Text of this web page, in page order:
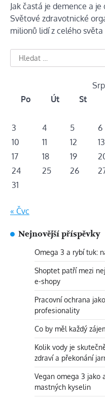
Jak častá je demence a
Světové zdravotnické
milionů lidí z celého světa
Vyhledávání
Po
Út St
3
4 5 6
10
11 12 13
17
18 19
24
25 26
31
« Čvc
Nejnovější příspěvky
Omega 3 a rybí tuk:
Shoptet patří mezi
e-shopy
Pracovní ochrana
profesionality
Co by měl každý
Kolik vody je
zdraví a překonání
Vegan omega 3 jako
mastných kyselin